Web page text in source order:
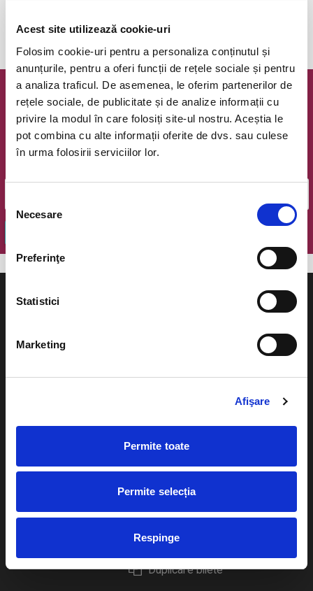
Acest site utilizează cookie-uri
Folosim cookie-uri pentru a personaliza conținutul și
anunțurile, pentru a oferi funcții de rețele sociale și pentru
a analiza traficul. De asemenea, le oferim partenerilor de
rețele sociale, de publicitate și de analize informații cu
privire la modul în care folosiți site-ul nostru. Aceștia le
pot combina cu alte informații oferite de dvs. sau culese
în urma folosirii serviciilor lor.
consimțământului
Necesare
Preferinţe
Statistici
Marketing
Afişare
Permite toate
Permite selecția
Respinge
Evenimentul a expirat.
Newsletter @ Bilete.ro
Oferte exclusive si o editie saptamanala cu cele mai noi
evenimente.
Cum comand bilete?
Plata online sau cash
eBilet printat acasa
Livrare prin curier
Returnare bilete
Duplicare bilete
Evenimente
festivaluri
Pentru copii